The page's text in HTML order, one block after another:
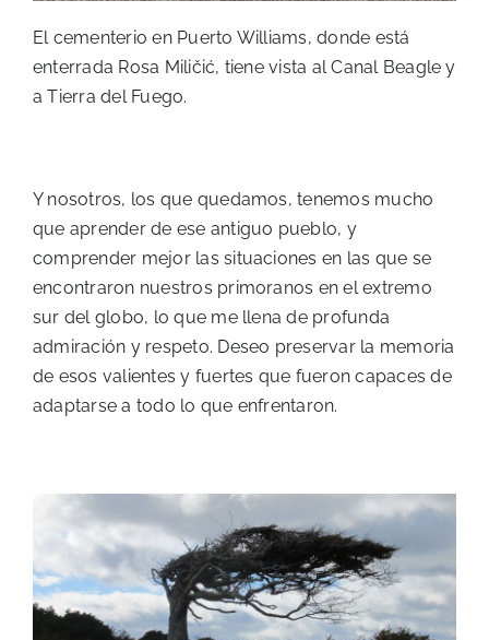
El cementerio en Puerto Williams, donde está
enterrada Rosa Miličić, tiene vista al Canal Beagle y
a Tierra del Fuego.
Y nosotros, los que quedamos, tenemos mucho
que aprender de ese antiguo pueblo, y
comprender mejor las situaciones en las que se
encontraron nuestros primoranos en el extremo
sur del globo, lo que me llena de profunda
admiración y respeto. Deseo preservar la memoria
de esos valientes y fuertes que fueron capaces de
adaptarse a todo lo que enfrentaron.